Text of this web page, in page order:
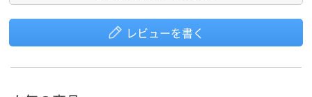
レビューを書く